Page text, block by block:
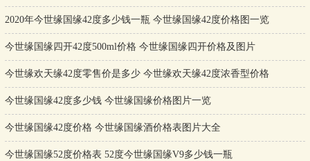
2020年今世缘国缘42度多少钱一瓶 今世缘国缘42度价格图一览
今世缘国缘四开42度500ml价格 今世缘国缘四开价格及图片
今世缘欢天缘42度零售价是多少 今世缘欢天缘42度浓香型价格
今世缘国缘42度多少钱 今世缘国缘价格图片一览
今世缘国缘42度价格 今世缘国缘酒价格表图片大全
今世缘国缘52度价格表 52度今世缘国缘V9多少钱一瓶